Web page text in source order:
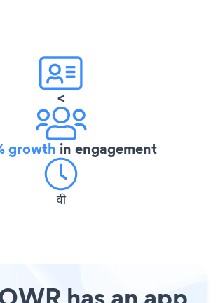
<
growth in engagement
वी